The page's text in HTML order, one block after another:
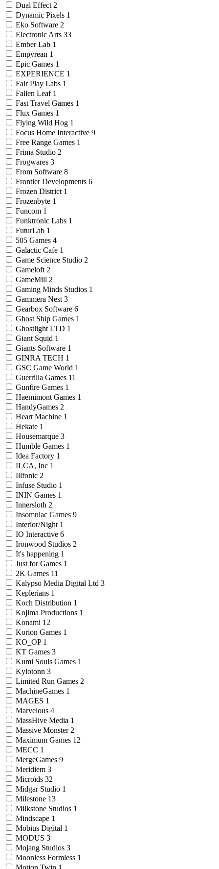
Dual Effect 2
Dynamic Pixels 1
Eko Software 2
Electronic Arts 33
Ember Lab 1
Empyrean 1
Epic Games 1
EXPERIENCE 1
Fair Play Labs 1
Fallen Leaf 1
Fast Travel Games 1
Flux Games 1
Flying Wild Hog 1
Focus Home Interactive 9
Free Range Games 1
Frima Studio 2
Frogwares 3
From Software 8
Frontier Developments 6
Frozen District 1
Frozenbyte 1
Funcom 1
Funktronic Labs 1
FuturLab 1
505 Games 4
Galactic Cafe 1
Game Science Studio 2
Gameloft 2
GameMill 2
Gaming Minds Studios 1
Gammera Nest 3
Gearbox Software 6
Ghost Ship Games 1
Ghostlight LTD 1
Giant Squid 1
Giants Software 1
GINRA TECH 1
GSC Game World 1
Guerrilla Games 11
Gunfire Games 1
Haemimont Games 1
HandyGames 2
Heart Machine 1
Hekate 1
Housemarque 3
Humble Games 1
Idea Factory 1
ILCA, Inc 1
Illfonic 2
Infuse Studio 1
ININ Games 1
Innersloth 2
Insomniac Games 9
Interior/Night 1
IO Interactive 6
Ironwood Studios 2
It's happening 1
Just for Games 1
2K Games 11
Kalypso Media Digital Ltd 3
Keplerians 1
Koch Distribution 1
Kojima Productions 1
Konami 12
Korion Games 1
KO_OP 1
KT Games 3
Kumi Souls Games 1
Kylotonn 3
Limited Run Games 2
MachineGames 1
MAGES 1
Marvelous 4
MassHive Media 1
Massive Monster 2
Maximum Games 12
MECC 1
MergeGames 9
Meridiem 3
Microïds 32
Midgar Studio 1
Milestone 13
Milkstone Studios 1
Mindscape 1
Mobius Digital 1
MODUS 3
Mojang Studios 3
Moonless Formless 1
Motion Twin 1